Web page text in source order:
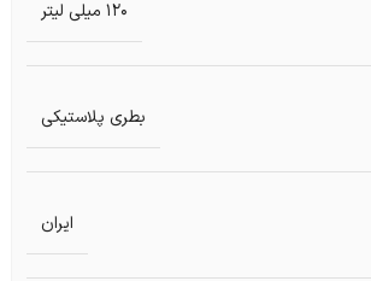
120 میلی لیتر
بطری پلاستیکی
ایران